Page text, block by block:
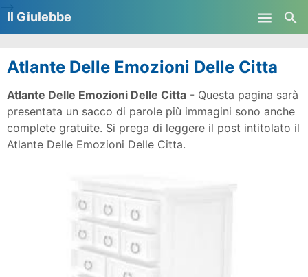
Il Giulebbe
Atlante Delle Emozioni Delle Citta
Atlante Delle Emozioni Delle Citta - Questa pagina sarà
presentata un sacco di parole più immagini sono anche
complete gratuite. Si prega di leggere il post intitolato il
Atlante Delle Emozioni Delle Citta.